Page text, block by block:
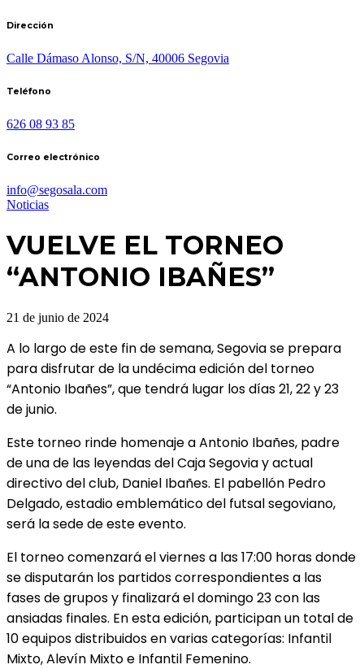
Dirección
Calle Dámaso Alonso, S/N, 40006 Segovia
Teléfono
626 08 93 85
Correo electrónico
info@segosala.com
Noticias
VUELVE EL TORNEO
“ANTONIO IBAÑES”
21 de junio de 2024
A lo largo de este fin de semana, Segovia se prepara
para disfrutar de la undécima edición del torneo
“Antonio Ibañes”, que tendrá lugar los días 21, 22 y 23
de junio.
Este torneo rinde homenaje a Antonio Ibañes, padre
de una de las leyendas del Caja Segovia y actual
directivo del club, Daniel Ibañes. El pabellón Pedro
Delgado, estadio emblemático del futsal segoviano,
será la sede de este evento.
El torneo comenzará el viernes a las 17:00 horas donde
se disputarán los partidos correspondientes a las
fases de grupos y finalizará el domingo 23 con las
ansiadas finales. En esta edición, participan un total de
10 equipos distribuidos en varias categorías: Infantil
Mixto, Alevín Mixto e Infantil Femenino.